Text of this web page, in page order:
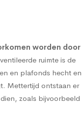
worden door
ruimte is de
en plafonds hecht en
Mettertijd ontstaan er
zoals bijvoorbeeld